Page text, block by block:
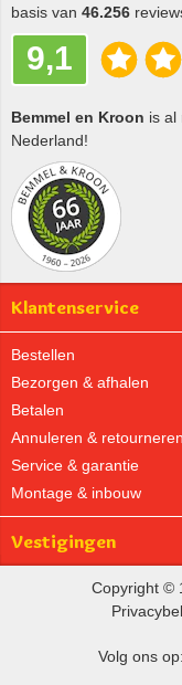
basis van 46.256
9,1
Bemmel en Kroon is al
Nederland!
Klantenservice
Bestellen
Bezorgen & afhalen
Betalen
Annuleren & retourneren
Service & garantie
Montage & inbouw
Vestigingen
Copyright ©
Volg ons op: